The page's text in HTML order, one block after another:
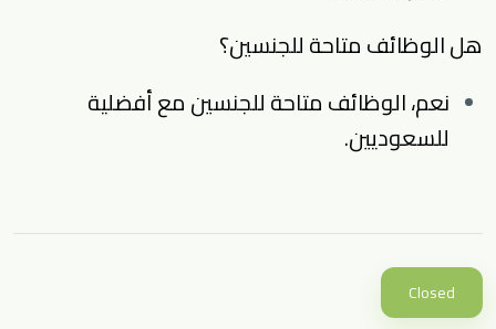
هل الوظائف متاحة للجنسين؟
نعم، الوظائف متاحة للجنسين مع أفضلية
للسعوديين.
Closed